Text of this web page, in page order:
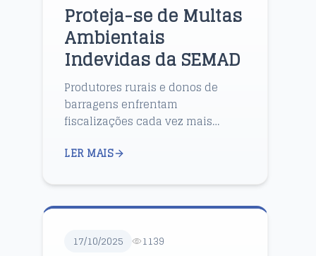
Proteja-se de Multas
Ambientais
Indevidas da SEMAD
Produtores rurais e donos de
barragens enfrentam
fiscalizações cada vez mais
ambiental pode surgir de forma
preocupação e inc...
LER MAIS
17/10/2025 1139